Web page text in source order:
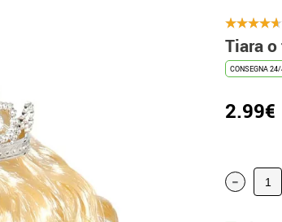
Tiara
CONSEGNA
2.99€
-